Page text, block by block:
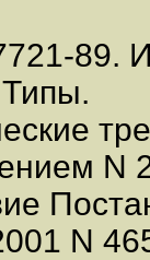
89.
N
N